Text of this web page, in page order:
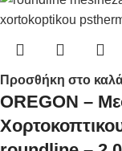
Προσθήκη στο
OREGON –